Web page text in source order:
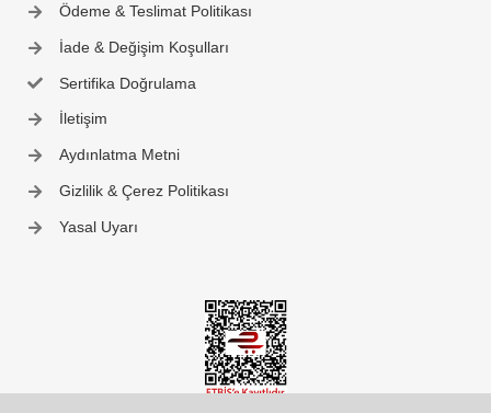
Ödeme & Teslimat Politikası
İade & Değişim Koşulları
Sertifika Doğrulama
İletişim
Aydınlatma Metni
Gizlilik & Çerez Politikası
Yasal Uyarı